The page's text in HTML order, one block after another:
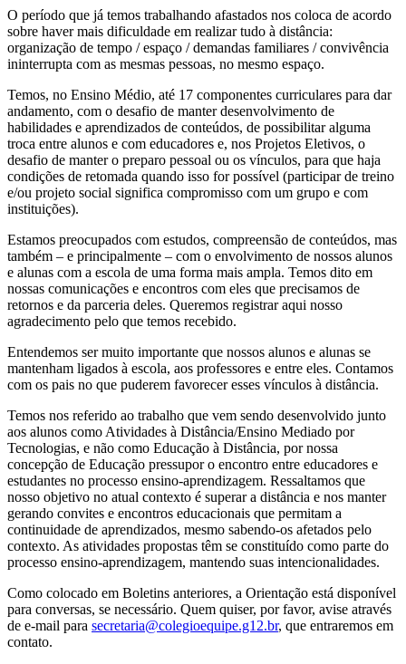
O período que já temos trabalhando afastados nos coloca de acordo
sobre haver mais dificuldade em realizar tudo à distância:
organização de tempo / espaço / demandas familiares / convivência
ininterrupta com as mesmas pessoas, no mesmo espaço.
Temos, no Ensino Médio, até 17 componentes curriculares para dar
andamento, com o desafio de manter desenvolvimento de
habilidades e aprendizados de conteúdos, de possibilitar alguma
troca entre alunos e com educadores e, nos Projetos Eletivos, o
desafio de manter o preparo pessoal ou os vínculos, para que haja
condições de retomada quando isso for possível (participar de treino
e/ou projeto social significa compromisso com um grupo e com
instituições).
Estamos preocupados com estudos, compreensão de conteúdos, mas
também – e principalmente – com o envolvimento de nossos alunos
e alunas com a escola de uma forma mais ampla. Temos dito em
nossas comunicações e encontros com eles que precisamos de
retornos e da parceria deles. Queremos registrar aqui nosso
agradecimento pelo que temos recebido.
Entendemos ser muito importante que nossos alunos e alunas se
mantenham ligados à escola, aos professores e entre eles. Contamos
com os pais no que puderem favorecer esses vínculos à distância.
Temos nos referido ao trabalho que vem sendo desenvolvido junto
aos alunos como Atividades à Distância/Ensino Mediado por
Tecnologias, e não como Educação à Distância, por nossa
concepção de Educação pressupor o encontro entre educadores e
estudantes no processo ensino-aprendizagem. Ressaltamos que
nosso objetivo no atual contexto é superar a distância e nos manter
gerando convites e encontros educacionais que permitam a
continuidade de aprendizados, mesmo sabendo-os afetados pelo
contexto. As atividades propostas têm se constituído como parte do
processo ensino-aprendizagem, mantendo suas intencionalidades.
Como colocado em Boletins anteriores, a Orientação está disponível
para conversas, se necessário. Quem quiser, por favor, avise através
de e-mail para secretaria@colegioequipe.g12.br, que entraremos em
contato.